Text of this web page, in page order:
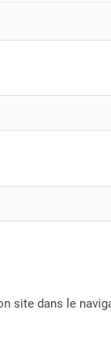
site dans le